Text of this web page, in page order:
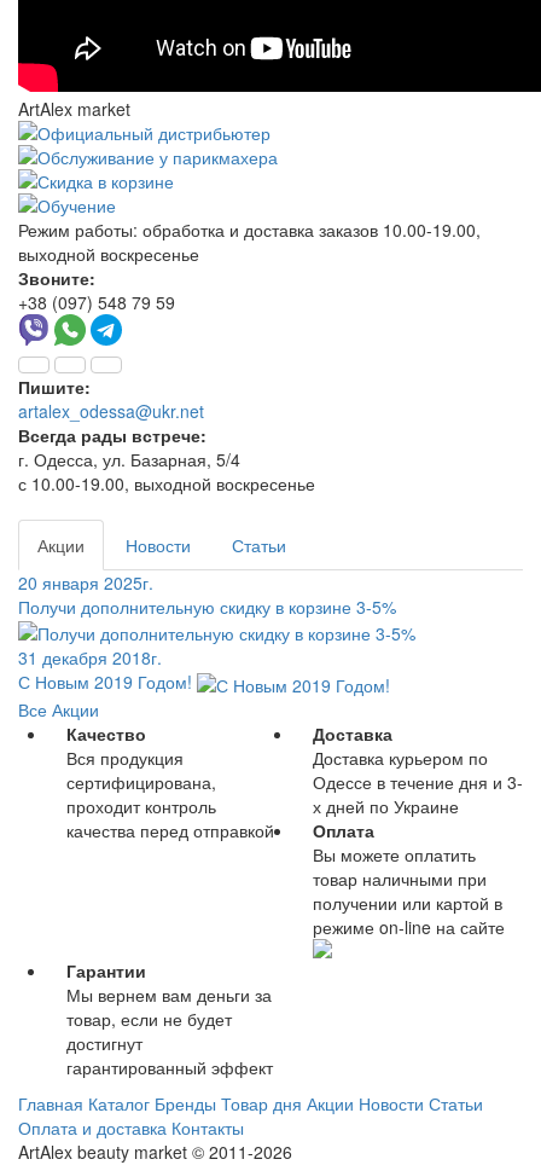
ArtAlex market
Режим работы: обработка и доставка заказов 10.00-19.00,
выходной воскресенье
Звоните:
+38 (097) 548 79 59
Пишите:
artalex_odessa@ukr.net
Всегда рады встрече:
г. Одесса, ул. Базарная, 5/4
с 10.00-19.00, выходной воскресенье
Акции Новости
Статьи
20 января 2025г.
Получи дополнительную скидку в корзине 3-5%
31 декабря 2018г.
С Новым 2019 Годом!
Все Акции
Качество
Вся продукция
сертифицирована,
проходит контроль
качества перед отправкой
Доставка
Доставка курьером по
Одессе в течение дня и 3-
х дней по Украине
Оплата
Вы можете оплатить
товар наличными при
получении или картой в
режиме on-line на сайте
Гарантии
Мы вернем вам деньги за
товар, если не будет
достигнут
гарантированный эффект
Главная Каталог Бренды Товар дня Акции Новости Статьи
Оплата и доставка Контакты
ArtAlex beauty market © 2011-2026